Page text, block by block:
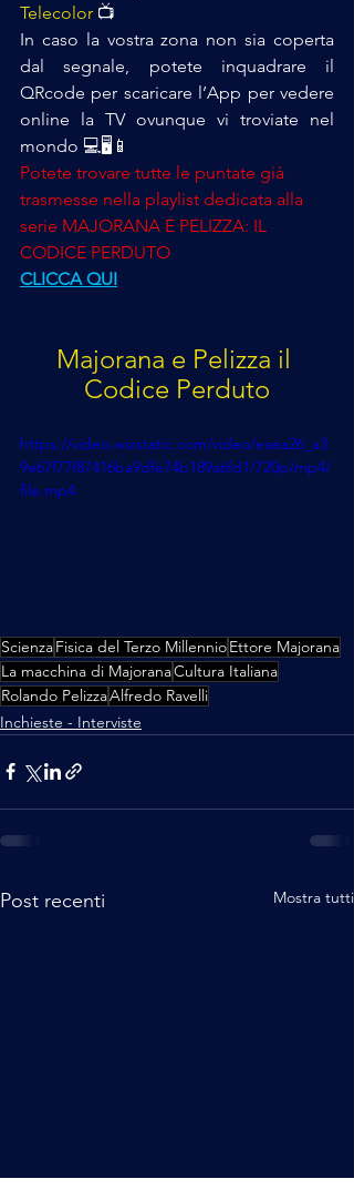
Telecolor 📺
In caso la vostra zona non sia coperta
dal segnale, potete inquadrare il
QRcode per scaricare l’App per vedere
online la TV ovunque vi troviate nel
mondo 💻🖥️📱
Potete trovare tutte le puntate già
trasmesse nella playlist dedicata alla
serie MAJORANA E PELIZZA: IL
CODICE PERDUTO
CLICCA QUI
Majorana e Pelizza il
Codice Perduto
https://video.wixstatic.com/video/eaea26_a3
9e67f77f87416ba9dfe74b189a6fd1/720p/mp4/
file.mp4
ScienzaFisica del Terzo MillennioEttore Majorana
La macchina di MajoranaCultura Italiana
Rolando PelizzaAlfredo Ravelli
Inchieste - Interviste
Post recenti Mostra tutti